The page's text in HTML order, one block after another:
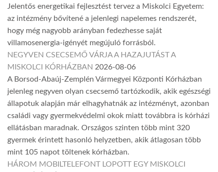
Jelentős energetikai fejlesztést tervez a Miskolci Egyetem:
az intézmény bővítené a jelenlegi napelemes rendszerét,
hogy még nagyobb arányban fedezhesse saját
villamosenergia-igényét megújuló forrásból.
NEGYVEN CSECSEMŐ VÁRJA A HAZAJUTÁST A
MISKOLCI KÓRHÁZBAN 2026-08-06
A Borsod-Abaúj-Zemplén Vármegyei Központi Kórházban
jelenleg negyven olyan csecsemő tartózkodik, akik egészségi
állapotuk alapján már elhagyhatnák az intézményt, azonban
családi vagy gyermekvédelmi okok miatt továbbra is kórházi
ellátásban maradnak. Országos szinten több mint 320
gyermek érintett hasonló helyzetben, akik átlagosan több
mint 105 napot töltenek kórházban.
HÁROM MOBILTELEFONT LOPOTT EGY MISKOLCI